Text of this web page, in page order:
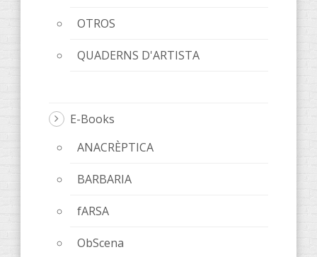
OTROS
QUADERNS D'ARTISTA
E-Books
ANACRÈPTICA
BARBARIA
fARSA
ObScena